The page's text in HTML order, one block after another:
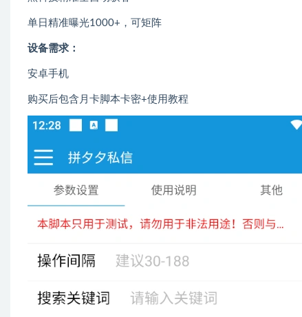
单日精准曝光1000+，可矩阵
设备需求：
安卓手机
购买后包含月卡脚本卡密+使用教程